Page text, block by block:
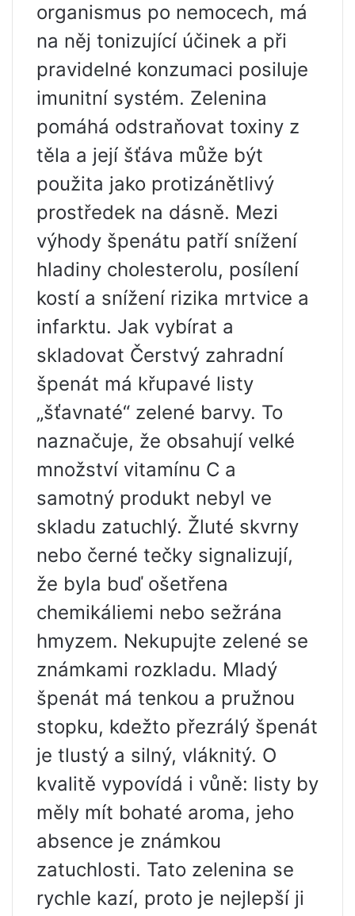
organismus po nemocech, má
na něj tonizující účinek a při
pravidelné konzumaci posiluje
imunitní systém. Zelenina
pomáhá odstraňovat toxiny z
těla a její šťáva může být
použita jako protizánětlivý
prostředek na dásně. Mezi
výhody špenátu patří snížení
hladiny cholesterolu, posílení
kostí a snížení rizika mrtvice a
infarktu. Jak vybírat a
skladovat Čerstvý zahradní
špenát má křupavé listy
„šťavnaté“ zelené barvy. To
naznačuje, že obsahují velké
množství vitamínu C a
samotný produkt nebyl ve
skladu zatuchlý. Žluté skvrny
nebo černé tečky signalizují,
že byla buď ošetřena
chemikáliemi nebo sežrána
hmyzem. Nekupujte zelené se
známkami rozkladu. Mladý
špenát má tenkou a pružnou
stopku, kdežto přezrálý špenát
je tlustý a silný, vláknitý. O
kvalitě vypovídá i vůně: listy by
měly mít bohaté aroma, jeho
absence je známkou
zatuchlosti. Tato zelenina se
rychle kazí, proto je nejlepší ji